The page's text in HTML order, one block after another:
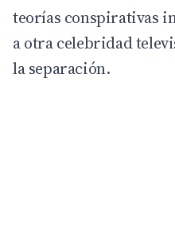
teorías conspirativas
a otra celebridad
la separación.